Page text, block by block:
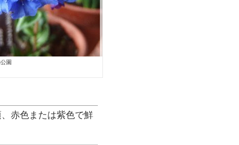
園
赤色または紫色で鮮